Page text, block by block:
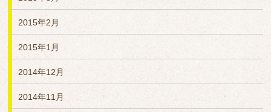
2015年2月
2015年1月
2014年12月
2014年11月